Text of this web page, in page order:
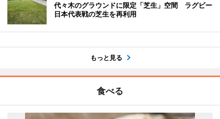
代々木のグラウンドに限定「芝生」空間 ラグビー
日本代表戦の芝生を再利用
もっと見る
食べる